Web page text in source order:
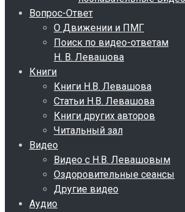
Вопрос-Ответ
О Движении и ПМГ
Поиск по видео-ответам
Н. В. Левашова
Книги
Книги Н.В. Левашова
Статьи Н.В. Левашова
Книги других авторов
Читальный зал
Видео
Видео с Н.В. Левашовым
Оздоровительные сеансы
Другие видео
Аудио